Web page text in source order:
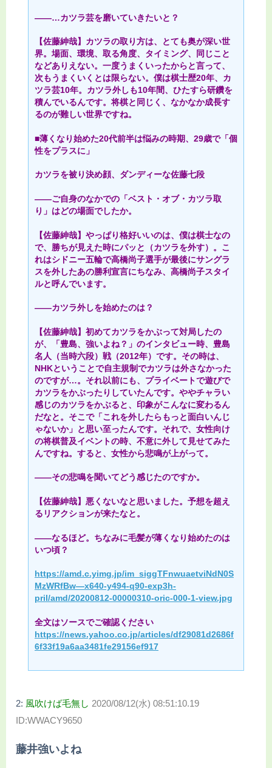
――…カツラ芸を磨いていきたいと？
【佐藤紳哉】カツラの取り方は、とても奥が深い世
界。場面、環境、取る角度、タイミング、同じこと
などありえない。一度うまくいったからと言って、
次もうまくいくとは限らない。僕は棋士歴20年、カ
ツラ芸10年。カツラ外しも10年間、ひたすら研鑽を
積んでいるんです。将棋と同じく、なかなか成長す
るのが難しい世界ですね。
■薄くなり始めた20代前半は悩みの時期、29歳で「個
性をプラスに」
カツラを被り決め顔、ダンディーな佐藤七段
――ご自身のなかでの「ベスト・オブ・カツラ取
り」はどの場面でしたか。
【佐藤紳哉】やっぱり格好いいのは、僕は棋士なの
で、勝ちが見えた時にパッと（カツラを外す）。こ
れはシドニー五輪で高橋尚子選手が最後にサングラ
スを外したあの勝利宣言にちなみ、高橋尚子スタイ
ルと呼んでいます。
――カツラ外しを始めたのは？
【佐藤紳哉】初めてカツラをかぶって対局したの
が、「豊島、強いよね？」のインタビュー時、豊島
名人（当時六段）戦（2012年）です。その時は、
NHKということで自主規制でカツラは外さなかった
のですが…。それ以前にも、プライベートで遊びで
カツラをかぶったりしていたんです。ややチャラい
感じのカツラをかぶると、印象がこんなに変わるん
だなと。そこで「これを外したらもっと面白いんじ
ゃないか」と思い至ったんです。それで、女性向け
の将棋普及イベントの時、不意に外して見せてみた
んですね。すると、女性から悲鳴が上がって。
――その悲鳴を聞いてどう感じたのですか。
【佐藤紳哉】悪くないなと思いました。予想を超え
るリアクションが来たなと。
――なるほど。ちなみに毛髪が薄くなり始めたのは
いつ頃？
https://amd.c.yimg.jp/im_siggTFnwuaetviNdN0S
MzWRfBw—x640-y494-q90-exp3h-
pril/amd/20200812-00000310-oric-000-1-view.jpg
全文はソースでご確認ください
https://news.yahoo.co.jp/articles/df29081d2686f
6f33f19a6aa3481fe29156ef917
2: 風吹けば毛無し 2020/08/12(水) 08:51:10.19
ID:WWACY9650
藤井強いよね